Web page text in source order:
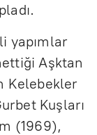
yapımlar
Aşktan
Kelebekler
Kuşları
(1969),